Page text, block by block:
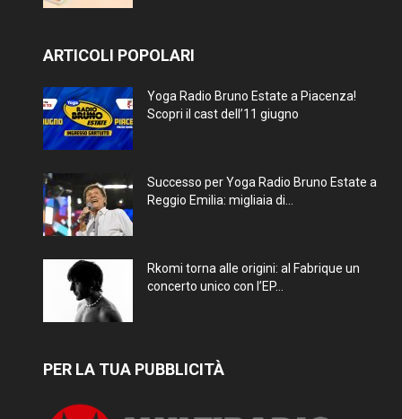
ARTICOLI POPOLARI
Yoga Radio Bruno Estate a Piacenza!
Scopri il cast dell’11 giugno
Successo per Yoga Radio Bruno Estate a
Reggio Emilia: migliaia di...
Rkomi torna alle origini: al Fabrique un
concerto unico con l’EP...
PER LA TUA PUBBLICITÀ